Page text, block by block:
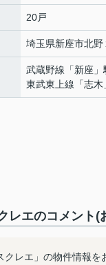
20戸
埼玉県新座市北野
武蔵野線 「新座
東武東上線 「志木
レエのコメント(
クレエ」の物件情報